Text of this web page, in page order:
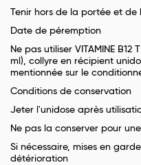
Tenir hors de la portée et de
Date de péremption
Ne pas utiliser VITAMINE B12
ml), collyre en récipient
mentionnée sur le
Conditions de conservation
Jeter l'unidose après
Ne pas la conserver pour
Si nécessaire, mises en
détérioration